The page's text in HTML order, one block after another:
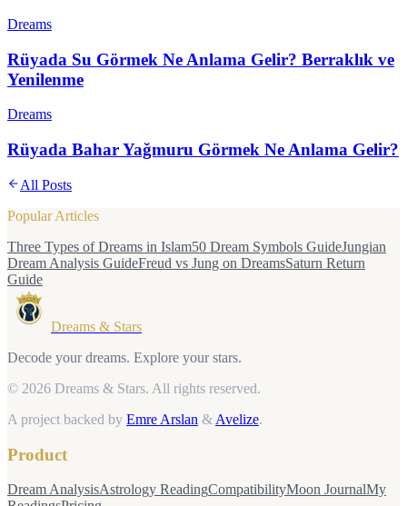
Dreams
Rüyada Su Görmek Ne Anlama Gelir? Berraklık ve
Yenilenme
Dreams
Rüyada Bahar Yağmuru Görmek Ne Anlama Gelir?
All Posts
Popular Articles
Three Types of Dreams in Islam50 Dream Symbols GuideJungian
Dream Analysis GuideFreud vs Jung on DreamsSaturn Return
Guide
Dreams & Stars
Decode your dreams. Explore your stars.
© 2026 Dreams & Stars. All rights reserved.
A project backed by Emre Arslan & Avelize.
Product
Dream AnalysisAstrology ReadingCompatibilityMoon JournalMy